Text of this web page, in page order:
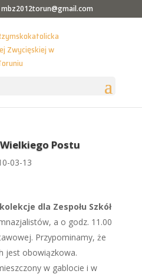
mbz2012torun@gmail.com
Postu
03-13
dla Zespołu Szkół
a o godz. 11.00
Przypominamy, że
jest obowiązkowa.
w gablocie i w